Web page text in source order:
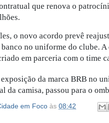
que renova o
o novo acordo prevê
no uniforme do clube.
em parceria com o time
da marca BRB no
da camisa, passou para o
em Foco às 08:42